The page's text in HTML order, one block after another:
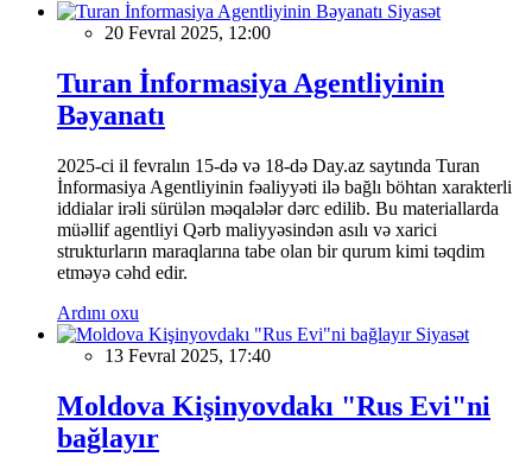
Siyasət
20 Fevral 2025, 12:00
Turan İnformasiya Agentliyinin
Bəyanatı
2025-ci il fevralın 15-də və 18-də Day.az saytında Turan
İnformasiya Agentliyinin fəaliyyəti ilə bağlı böhtan xarakterli
iddialar irəli sürülən məqalələr dərc edilib. Bu materiallarda
müəllif agentliyi Qərb maliyyəsindən asılı və xarici
strukturların maraqlarına tabe olan bir qurum kimi təqdim
etməyə cəhd edir.
Ardını oxu
Siyasət
13 Fevral 2025, 17:40
Moldova Kişinyovdakı "Rus Evi"ni
bağlayır